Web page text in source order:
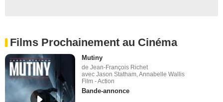
Films Prochainement au Cinéma
Mutiny
de Jean-François Richet
avec Jason Statham, Annabelle Wallis
Film - Action
Bande-annonce